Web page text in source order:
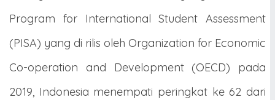
Program for International Student Assessment
(PISA) yang di rilis oleh Organization for Economic
Co-operation and Development (OECD) pada
2019, Indonesia menempati peringkat ke 62 dari